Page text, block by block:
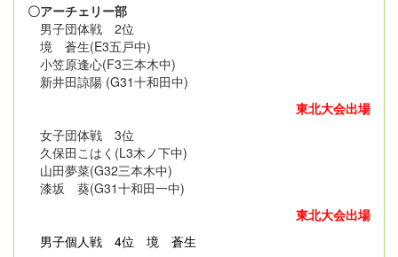
〇アーチェリー部
男子団体戦 2位
境 蒼生(E3五戸中)
小笠原逢心(F3三本木中)
新井田諒陽 (G31十和田中)
東北大会出場
女子団体戦 3位
久保田こはく(L3木ノ下中)
山田夢菜(G32三本木中)
漆坂 葵(G31十和田一中)
東北大会出場
男子個人戦 4位 境 蒼生